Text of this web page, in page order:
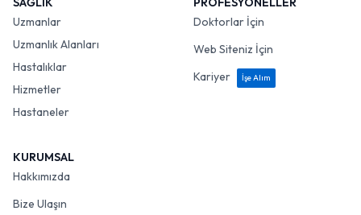
Uzmanlar
Uzmanlık Alanları
Hastalıklar
Hizmetler
Hastaneler
Doktorlar İçin
Web Siteniz İçin
Kariyer
İşe Alım
KURUMSAL
Hakkımızda
Bize Ulaşın